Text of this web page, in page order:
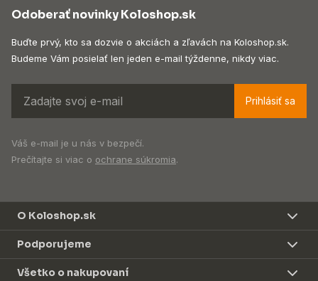
Odoberať novinky Koloshop.sk
Buďte prvý, kto sa dozvie o akciách a zľavách na Koloshop.sk.
Budeme Vám posielať len jeden e-mail týždenne, nikdy viac.
Prihlásiť sa
Váš e-mail je u nás v bezpečí.
Prečítajte si viac o ochrane súkromia.
O Koloshop.sk
Podporujeme
Všetko o nakupovaní